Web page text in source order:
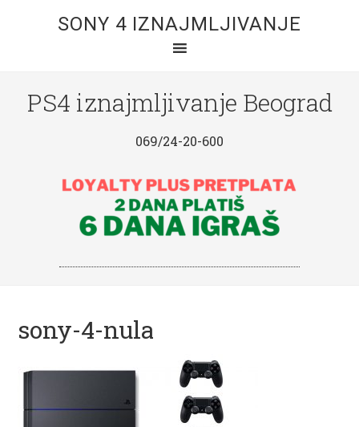
SONY 4 IZNAJMLJIVANJE
PS4 iznajmljivanje Beograd
069/24-20-600
sony-4-nula